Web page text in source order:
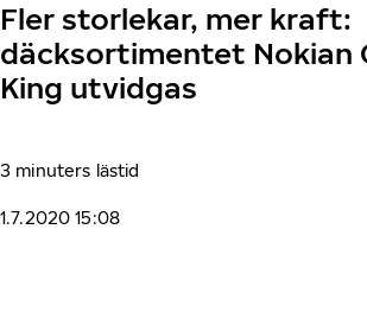
Fler storlekar, mer kraft:
däcksortimentet Nokian
King utvidgas
3 minuters lästid
1.7.2020 15:08